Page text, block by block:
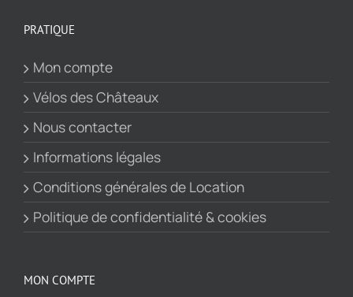
PRATIQUE
Mon compte
Vélos des Châteaux
Nous contacter
Informations légales
Conditions générales de Location
Politique de confidentialité & cookies
MON COMPTE